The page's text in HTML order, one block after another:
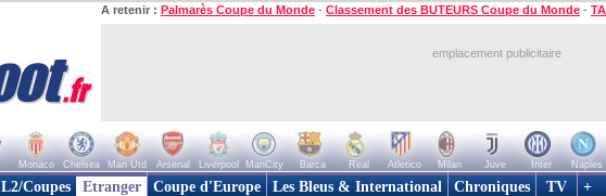
A retenir : Palmarès Coupe du Monde - Classement des BUTEURS Coupe du Monde -
emplacement publicitaire
Monaco Chelsea Man Utd Arsenal Liverpool ManCity Barca Real Atletico Milan Juve Inter Naples
L2/Coupes Etranger Coupe d'Europe Les Bleus & International Chroniques TV +